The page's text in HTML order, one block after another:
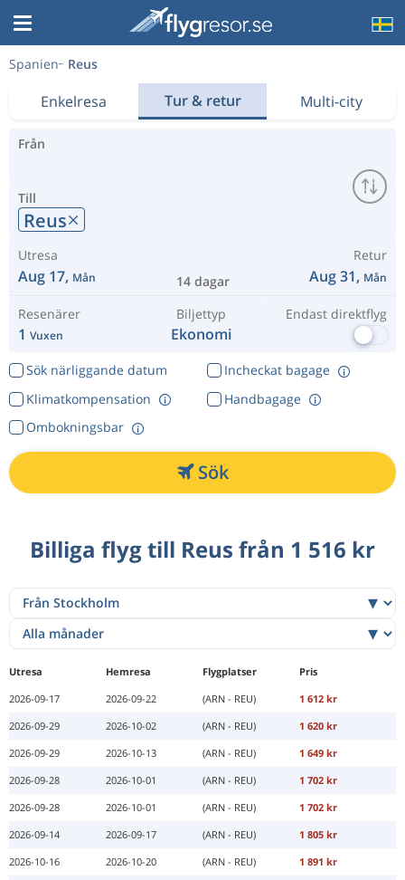
Spanien Reus
Enkelresa Tur & retur Multi-city
Från
Till
Reus
Utresa
Aug 17, Mån 14 dagar
Retur
Aug 31, Mån
Resenärer
1 Vuxen
Biljettyp
Ekonomi
Endast direktflyg
Sök närliggande datum
Incheckat bagage
Klimatkompensation
Ombokningsbar
Handbagage
Sök
Billiga flyg till Reus från 1 516 kr
Utresa Hemresa Flygplatser
Pris
2026-09-17
2026-09-22 (ARN - REU)
1 612 kr
2026-09-29
2026-10-02 (ARN - REU)
1 620 kr
2026-09-29
2026-10-13 (ARN - REU)
1 649 kr
2026-09-28
2026-10-01 (ARN - REU)
1 702 kr
2026-09-28
2026-10-01 (ARN - REU)
1 702 kr
2026-09-14
2026-09-17 (ARN - REU)
1 805 kr
2026-10-16
2026-10-20 (ARN - REU)
1 891 kr